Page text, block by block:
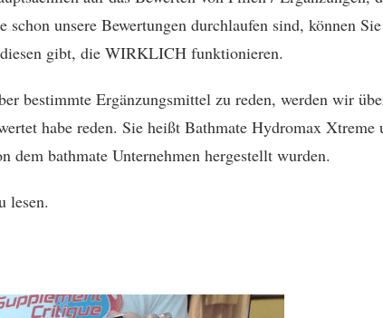
unsere Bewertungen durchlaufen sind, können Sie
gibt, die WIRKLICH funktionieren.
bestimmte Ergänzungsmittel zu reden, werden wir
habe reden. Sie heißt Bathmate Hydromax Xtreme
dem bathmate Unternehmen hergestellt wurden.
lesen.